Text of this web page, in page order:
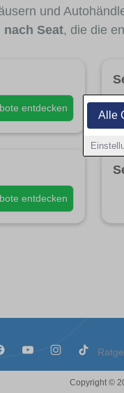
Alle
und
nach Seat, die die
entdecken
entdecken
Copyright ©